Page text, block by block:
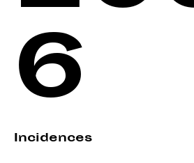
6
Incidences